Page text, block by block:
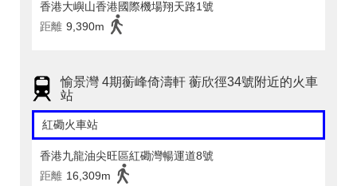
香港大嶼山香港國際機場翔天路1號
距離 9,390m
愉景灣 4期蘅峰倚濤軒 蘅欣徑34號附近的火車
站
紅磡火車站
香港九龍油尖旺區紅磡灣暢運道8號
距離 16,309m